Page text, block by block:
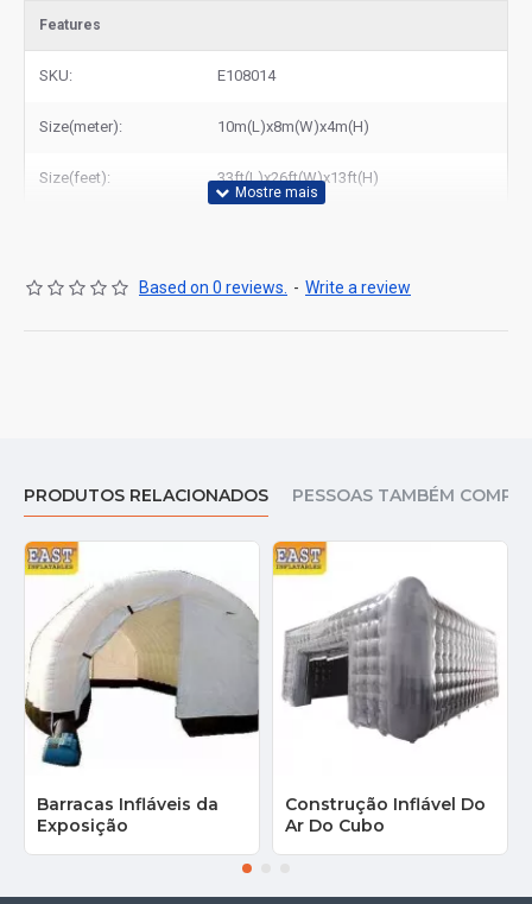
Features
SKU: E108014
Size(meter): 10m(L)x8m(W)x4m(H)
Size(feet): 33ft(L)x26ft(W)x13ft(H)
Based on 0 reviews. - Write a review
PRODUTOS RELACIONADOS PESSOAS TAMBÉM
Barracas Infláveis da
Exposição
Construção Inflável Do
Ar Do Cubo